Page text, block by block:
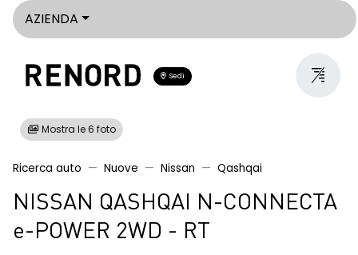
AZIENDA
Sedi
Mostra le 6 foto
Ricerca auto Nuove Nissan Qashqai
NISSAN QASHQAI N-CONNECTA
e-POWER 2WD - RT